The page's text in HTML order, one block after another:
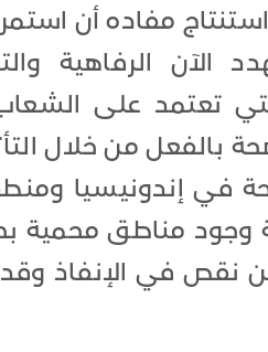
مفاده أن
الآن الرفاهية
تعتمد على الشعاب
بالفعل من خلال
في إندونيسيا
مناطق محمية
نقص في الإنفاذ